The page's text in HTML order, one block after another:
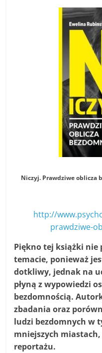
Niczyj. Prawdziwe oblicza
http://
prawdziwe-
Piękno tej książki nie
temacie, ponieważ
dotkliwy, jednak na
płyną z wypowiedzi
bezdomnością.
zbadania oraz
ludzi bezdomnych w
mniejszych
reportażu.